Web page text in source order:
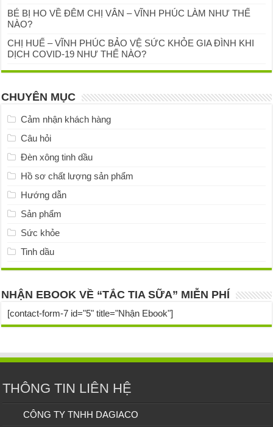
BÉ BỊ HO VỀ ĐÊM CHỊ VÂN – VĨNH PHÚC LÀM NHƯ THẾ
NÀO?
CHỊ HUẾ – VĨNH PHÚC BẢO VỆ SỨC KHỎE GIA ĐÌNH KHI
DỊCH COVID-19 NHƯ THẾ NÀO?
CHUYÊN MỤC
Cảm nhận khách hàng
Câu hỏi
Đèn xông tinh dầu
Hồ sơ chất lượng sản phẩm
Hướng dẫn
Sản phẩm
Sức khỏe
Tinh dầu
NHẬN EBOOK VỀ “TẮC TIA SỮA” MIỄN PHÍ
[contact-form-7 id="5" title="Nhận Ebook"]
THÔNG TIN LIÊN HỆ
CÔNG TY TNHH DAGIACO